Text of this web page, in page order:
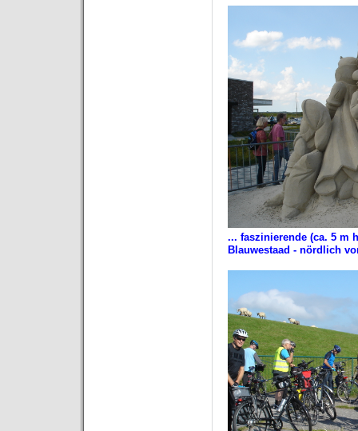
... faszinierende (ca. 5 m
Blauwestaad - nördlich